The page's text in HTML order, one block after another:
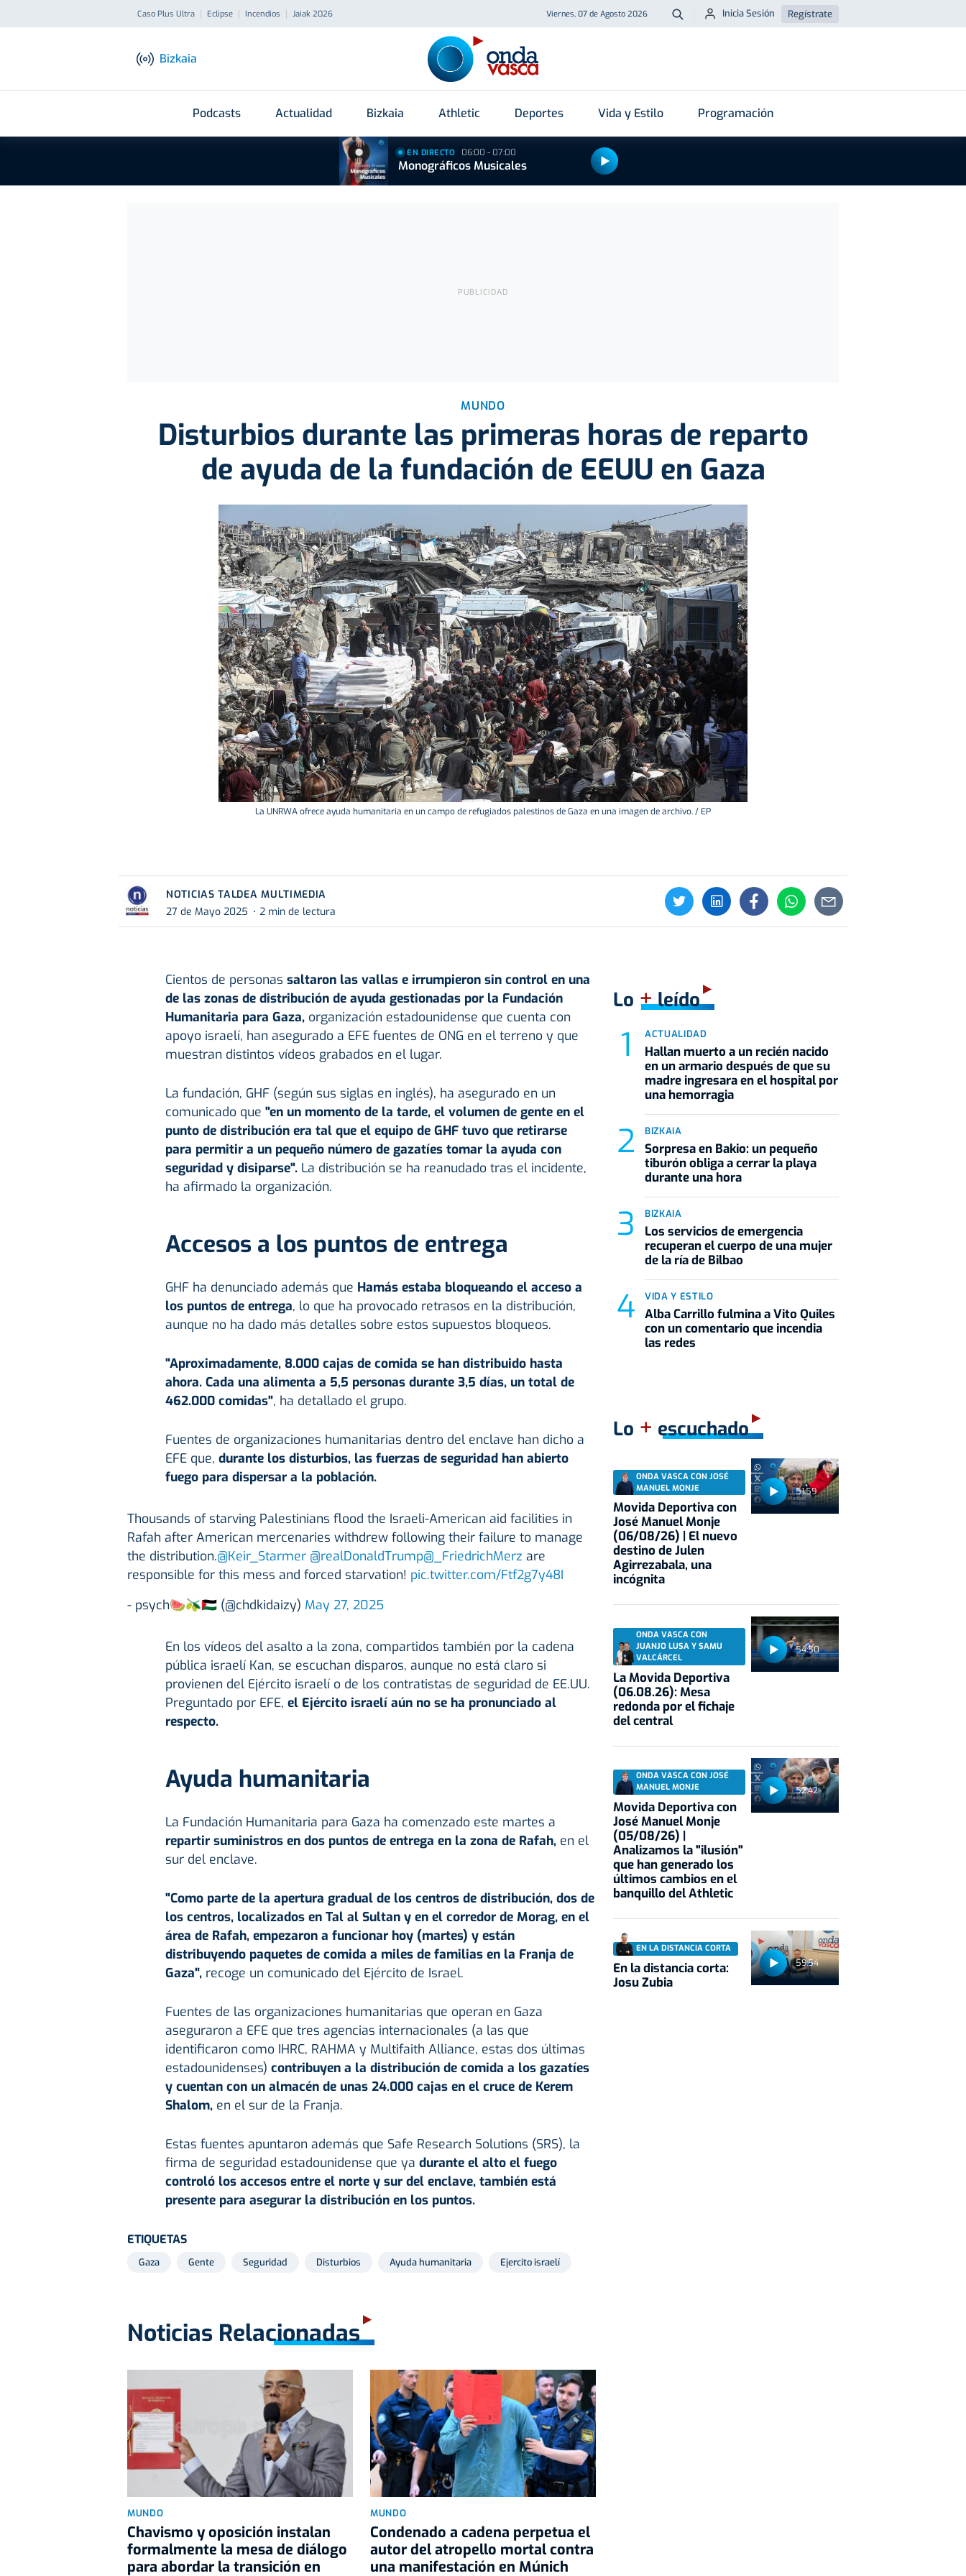
Caso Plus Ultra Eclipse Incendios Jaiak 2026 Viernes, 07 de Agosto 2026 Buscar
Inicia Sesión Regístrate
Bizkaia
Podcasts Actualidad Bizkaia Athletic Deportes Vida y Estilo Programación
EN DIRECTO 06:00 - 07:00
Monográficos Musicales
MUNDO
Disturbios durante las primeras horas de reparto
de ayuda de la fundación de EEUU en Gaza
La UNRWA ofrece ayuda humanitaria en un campo de refugiados palestinos de Gaza en una imagen de archivo. / EP
NOTICIAS TALDEA MULTIMEDIA
27 de Mayo 2025
2 min de lectura
Cientos de personas saltaron las vallas e irrumpieron sin control en una
de las zonas de distribución de ayuda gestionadas por la Fundación
Humanitaria para Gaza, organización estadounidense que cuenta con
apoyo israelí, han asegurado a EFE fuentes de ONG en el terreno y que
muestran distintos vídeos grabados en el lugar.
La fundación, GHF (según sus siglas en inglés), ha asegurado en un
comunicado que "en un momento de la tarde, el volumen de gente en el
punto de distribución era tal que el equipo de GHF tuvo que retirarse
para permitir a un pequeño número de gazatíes tomar la ayuda con
seguridad y disiparse". La distribución se ha reanudado tras el incidente,
ha afirmado la organización.
Accesos a los puntos de entrega
GHF ha denunciado además que Hamás estaba bloqueando el acceso a
los puntos de entrega, lo que ha provocado retrasos en la distribución,
aunque no ha dado más detalles sobre estos supuestos bloqueos.
"Aproximadamente, 8.000 cajas de comida se han distribuido hasta
ahora. Cada una alimenta a 5,5 personas durante 3,5 días, un total de
462.000 comidas", ha detallado el grupo.
Fuentes de organizaciones humanitarias dentro del enclave han dicho a
EFE que, durante los disturbios, las fuerzas de seguridad han abierto
fuego para dispersar a la población.
Thousands of starving Palestinians flood the Israeli-American aid facilities in
Rafah after American mercenaries withdrew following their failure to manage
the distribution.@Keir_Starmer @realDonaldTrump@_FriedrichMerz are
responsible for this mess and forced starvation! pic.twitter.com/Ftf2g7y48I
- psych🍉🫒🇵🇸 (@chdkidaizy) May 27, 2025
En los vídeos del asalto a la zona, compartidos también por la cadena
pública israelí Kan, se escuchan disparos, aunque no está claro si
provienen del Ejército israelí o de los contratistas de seguridad de EE.UU.
Preguntado por EFE, el Ejército israelí aún no se ha pronunciado al
respecto.
Ayuda humanitaria
La Fundación Humanitaria para Gaza ha comenzado este martes a
repartir suministros en dos puntos de entrega en la zona de Rafah,en el
sur del enclave.
"Como parte de la apertura gradual de los centros de distribución, dos de
los centros, localizados en Tal al Sultan y en el corredor de Morag, en el
área de Rafah, empezaron a funcionar hoy (martes) y están
distribuyendo paquetes de comida a miles de familias en la Franja de
Gaza",recoge un comunicado del Ejército de Israel.
Fuentes de las organizaciones humanitarias que operan en Gaza
aseguraron a EFE que tres agencias internacionales (a las que
identificaron como IHRC, RAHMA y Multifaith Alliance, estas dos últimas
estadounidenses) contribuyen a la distribución de comida a los gazatíes
y cuentan con un almacén de unas 24.000 cajas en el cruce de Kerem
Shalom, en el sur de la Franja.
Estas fuentes apuntaron además que Safe Research Solutions (SRS), la
firma de seguridad estadounidense que ya durante el alto el fuego
controló los accesos entre el norte y sur del enclave, también está
presente para asegurar la distribución en los puntos.
ETIQUETAS
Gaza Gente Seguridad Disturbios Ayuda humanitaria Ejercito israelí
Noticias Relacionadas
MUNDO
Chavismo y oposición instalan
formalmente la mesa de diálogo
para abordar la transición en
MUNDO
Condenado a cadena perpetua el
autor del atropello mortal contra
una manifestación en Múnich
Lo +leído
ACTUALIDAD
Hallan muerto a un recién nacido
en un armario después de que su
madre ingresara en el hospital por
una hemorragia
BIZKAIA
Sorpresa en Bakio: un pequeño
tiburón obliga a cerrar la playa
durante una hora
BIZKAIA
Los servicios de emergencia
recuperan el cuerpo de una mujer
de la ría de Bilbao
VIDA Y ESTILO
Alba Carrillo fulmina a Vito Quiles
con un comentario que incendia
las redes
Lo + escuchado
51:59
ONDA VASCA CON JOSÉ
MANUEL MONJE
Movida Deportiva con
José Manuel Monje
(06/08/26) | El nuevo
destino de Julen
Agirrezabala, una
incógnita
54:50
ONDA VASCA CON
JUANJO LUSA Y SAMU
VALCÁRCEL
La Movida Deportiva
(06.08.26): Mesa
redonda por el fichaje
del central
52:42
ONDA VASCA CON JOSÉ
MANUEL MONJE
Movida Deportiva con
José Manuel Monje
(05/08/26) |
Analizamos la "ilusión"
que han generado los
últimos cambios en el
banquillo del Athletic
59:54
EN LA DISTANCIA CORTA
En la distancia corta:
Josu Zubia